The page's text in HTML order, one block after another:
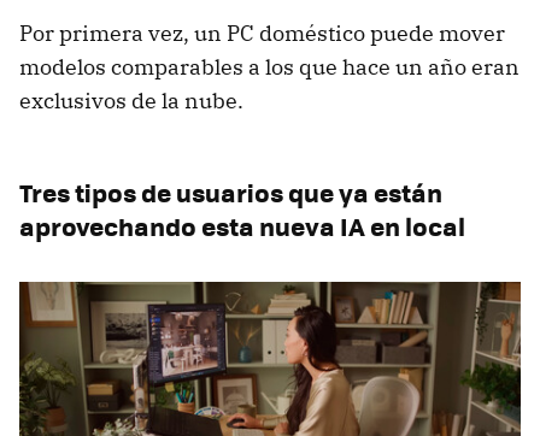
Por primera vez, un PC doméstico puede mover
modelos comparables a los que hace un año eran
exclusivos de la nube.
Tres tipos de usuarios que ya están
aprovechando esta nueva IA en local